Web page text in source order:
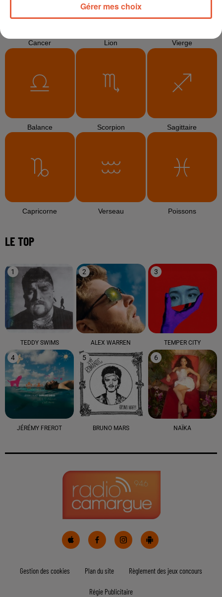
Cancer Lion Vierge
Balance Scorpion Sagittaire
Capricorne Verseau Poissons
LE TOP
1
TEDDY SWIMS
2
ALEX WARREN
3
TEMPER CITY
4
JÉRÉMY FREROT
5
BRUNO MARS
6
NAÏKA
Gestion des cookies Plan du site Règlement des jeux concours
Régie Publicitaire
Gérer mes choix